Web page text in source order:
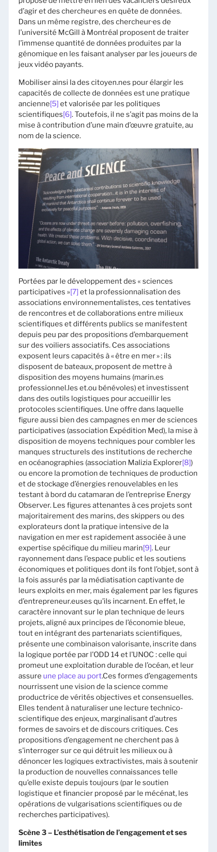
d’agir et des chercheur·es en quête de données.
Dans un même registre, des chercheur·es de
l’université McGill à Montréal proposent de traiter
l’immense quantité de données produites par la
génomique en les faisant analyser par les joueurs de
jeux vidéo payants.
Mobiliser ainsi la des citoyen.nes pour élargir les
capacités de collecte de données est une pratique
ancienne[5] et valorisée par les politiques
scientifiques[6]. Toutefois, il ne s’agit pas moins de la
mise à contribution d’une main d’œuvre gratuite, au
nom de la science.
Portées par le développement des « sciences
participatives »[7] et la professionnalisation des
associations environnementalistes, ces tentatives
de rencontres et de collaborations entre milieux
scientifiques et différents publics se manifestent
depuis peu par des propositions d’embarquement
sur des voiliers associatifs. Ces associations
exposent leurs capacités à « être en mer » : ils
disposent de bateaux, proposent de mettre à
disposition des moyens humains (marin.es
professionnel.les et.ou bénévoles) et investissent
dans des outils logistiques pour accueillir les
protocoles scientifiques. Une offre dans laquelle
figure aussi bien des campagnes en mer de sciences
participatives (association Expédition Med), la mise à
disposition de moyens techniques pour combler les
manques structurels des institutions de recherche
en océanographies (association Malizia Explorer[8])
ou encore la promotion de techniques de production
et de stockage d’énergies renouvelables en les
testant à bord du catamaran de l’entreprise Energy
Observer. Les figures attenantes à ces projets sont
majoritairement des marins, des skippers ou des
explorateurs dont la pratique intensive de la
navigation en mer est rapidement associée à une
expertise spécifique du milieu marin[9]. Leur
rayonnement dans l’espace public et les soutiens
économiques et politiques dont ils font l’objet, sont à
la fois assurés par la médiatisation captivante de
leurs exploits en mer, mais également par les figures
d’entrepreneur.euses qu’ils incarnent. En effet, le
caractère innovant sur le plan technique de leurs
projets, aligné aux principes de l’économie bleue,
tout en intégrant des partenariats scientifiques,
présente une combinaison valorisante, inscrite dans
la logique portée par l’ODD 14 et l’UNOC : celle qui
promeut une exploitation durable de l’océan, et leur
assure une place au port.Ces formes d’engagements
nourrissent une vision de la science comme
productrice de vérités objectives et consensuelles.
Elles tendent à naturaliser une lecture technico-
scientifique des enjeux, marginalisant d’autres
formes de savoirs et de discours critiques. Ces
propositions d’engagement ne cherchent pas à
s’interroger sur ce qui détruit les milieux ou à
dénoncer les logiques extractivistes, mais à soutenir
la production de nouvelles connaissances telle
qu’elle existe depuis toujours (par le soutien
logistique et financier proposé par le mécénat, les
opérations de vulgarisations scientifiques ou de
recherches participatives).
Scène 3 – L’esthétisation de l’engagement et ses
limites